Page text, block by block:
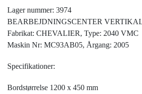
Lager nummer: 3974
BEARBEJDNINGSCENTER
Fabrikat: CHEVALIER, Type: 2040 VMC
Maskin Nr: MC93AB05, Årgang: 2005
Specifikationer:
Bordstørrelse 1200 x 450 mm